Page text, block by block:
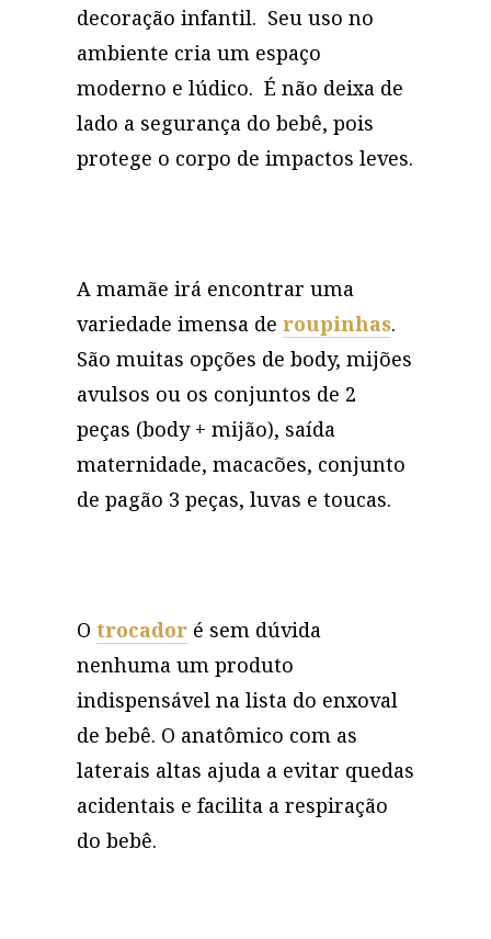
decoração infantil. Seu uso no
ambiente cria um espaço
moderno e lúdico. É não deixa de
lado a segurança do bebê, pois
protege o corpo de impactos leves.
A mamãe irá encontrar uma
variedade imensa de roupinhas.
São muitas opções de body, mijões
avulsos ou os conjuntos de 2
peças (body + mijão), saída
maternidade, macacões, conjunto
de pagão 3 peças, luvas e toucas.
O trocador é sem dúvida
nenhuma um produto
indispensável na lista do enxoval
de bebê. O anatômico com as
laterais altas ajuda a evitar quedas
acidentais e facilita a respiração
do bebê.